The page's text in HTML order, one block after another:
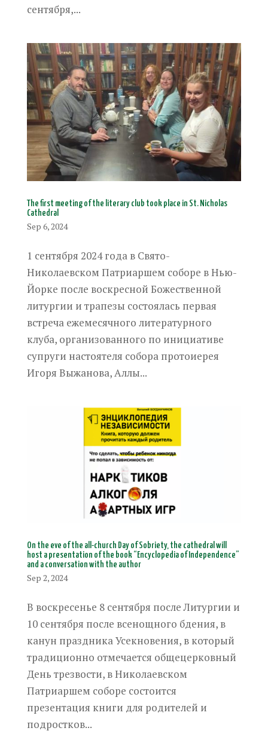
сентября,...
The first meeting of the literary club took place in St. Nicholas
Cathedral
Sep 6, 2024
1 сентября 2024 года в Свято-
Николаевском Патриаршем соборе в Нью-
Йорке после воскресной Божественной
литургии и трапезы состоялась первая
встреча ежемесячного литературного
клуба, организованного по инициативе
супруги настоятеля собора протоиерея
Игоря Выжанова, Аллы...
On the eve of the all-church Day of Sobriety, the cathedral will
host a presentation of the book “Encyclopedia of Independence”
and a conversation with the author
Sep 2, 2024
В воскресенье 8 сентября после Литургии и
10 сентября после всенощного бдения, в
канун праздника Усекновения, в который
традиционно отмечается общецерковный
День трезвости, в Николаевском
Патриаршем соборе состоится
презентация книги для родителей и
подростков...